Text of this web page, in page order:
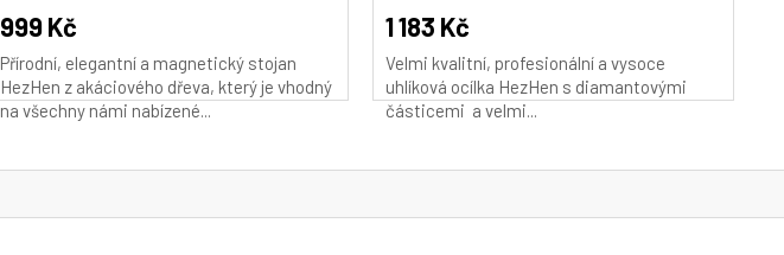
produktu
je
4,9
z
5
999 Kč
Přírodní, elegantní a magnetický stojan
HezHen z akáciového dřeva, který je vhodný
na všechny námi nabízené...
produktu
je
5,0
z
5
1 183 Kč
Velmi kvalitní, profesionální a vysoce
uhlíková ocílka HezHen s diamantovými
částicemi a velmi...